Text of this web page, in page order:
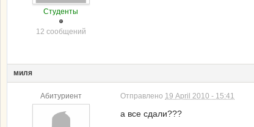
Студенты
12 сообщений
миля
Абитуриент Отправлено 19 April 2010 - 15:41
а все сдали???